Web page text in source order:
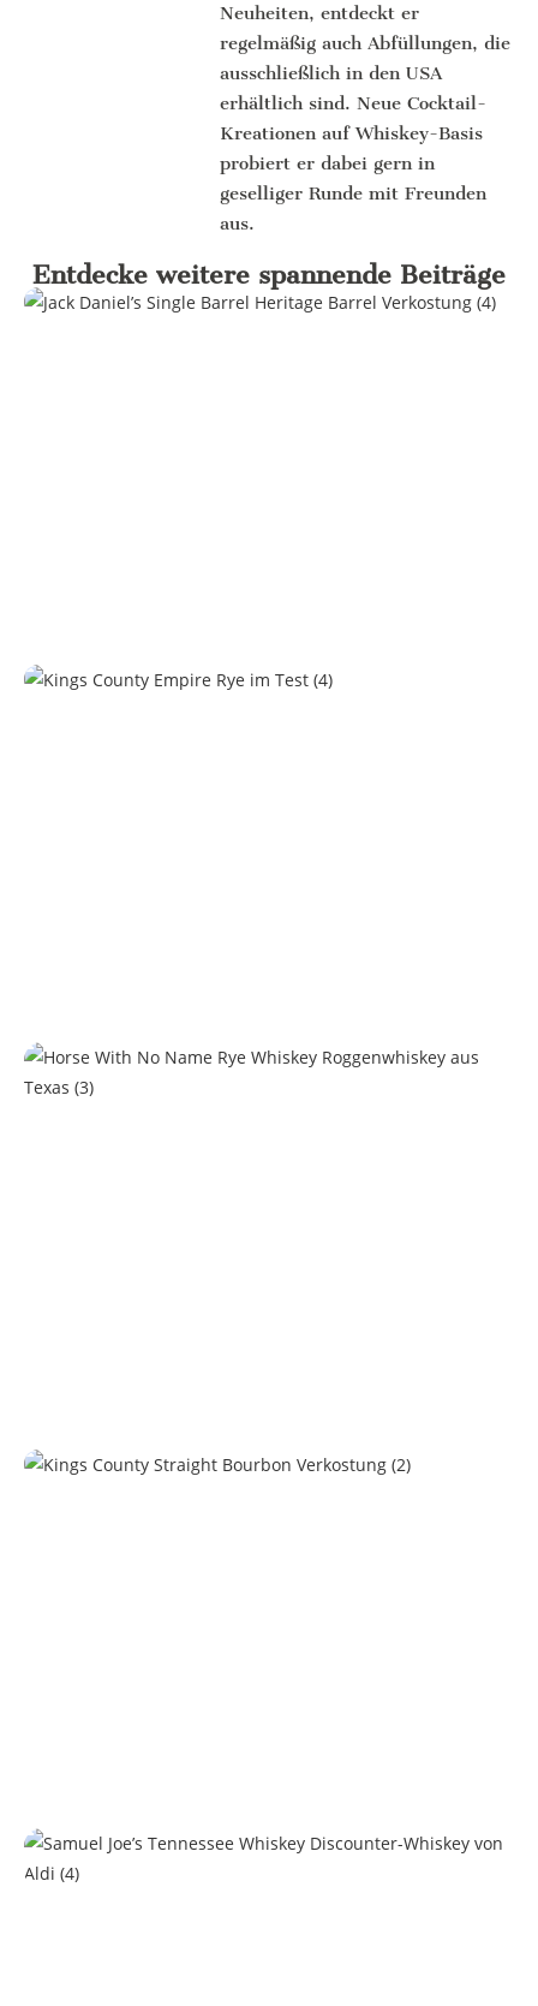
Neuheiten, entdeckt er
regelmäßig auch Abfüllungen, die
ausschließlich in den USA
erhältlich sind. Neue Cocktail-
Kreationen auf Whiskey-Basis
probiert er dabei gern in
geselliger Runde mit Freunden
aus.
Entdecke weitere spannende Beiträge